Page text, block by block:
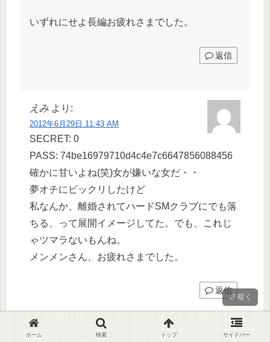
いずれにせよ長編お疲れさまでした。
返信
えみ より:
2012年6月29日 11:43 AM
SECRET: 0
PASS: 74be16979710d4c4e7c6647856088456
確かに甘いよね(笑)女が嫌いな女だ・・
夢オチにビックリしたけど
私なんか、離婚されてハードSMクラブにでも落
ちる、って展開イメージしてた。でも、これじ
ゃツマラないもんね。
メンメンさん、お疲れさまでした。
返信
ホーム 検索 トップ サイドバー
🌙 暗く